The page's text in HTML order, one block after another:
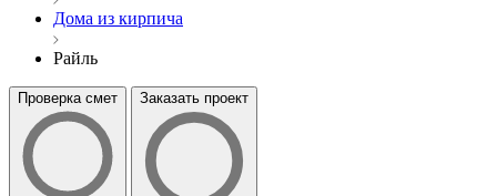
Дома из кирпича
Райль
Проверка смет Заказать проект